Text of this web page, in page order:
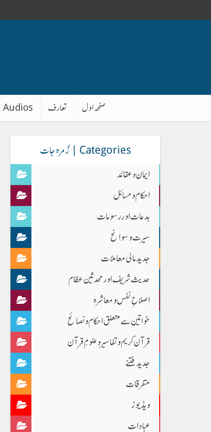
صفحہ اول تعارف Audios | آڈیوز
Categories | زُمرہ جات
ایمان وعقائد
احکام و مسائل
بدعات اور رسومات
سیرت و سوانح
جدید مالی معاملات
حدیث شریف اور محدثین عظام
اصلاحِ نفس و معاشرہ
خواتین سے متعلق احکام و نصائح
قرآن کریم و تفاسیر و علومِ قرآن
جدید فتنے
متفرقات
ویڈیوز
عبادات